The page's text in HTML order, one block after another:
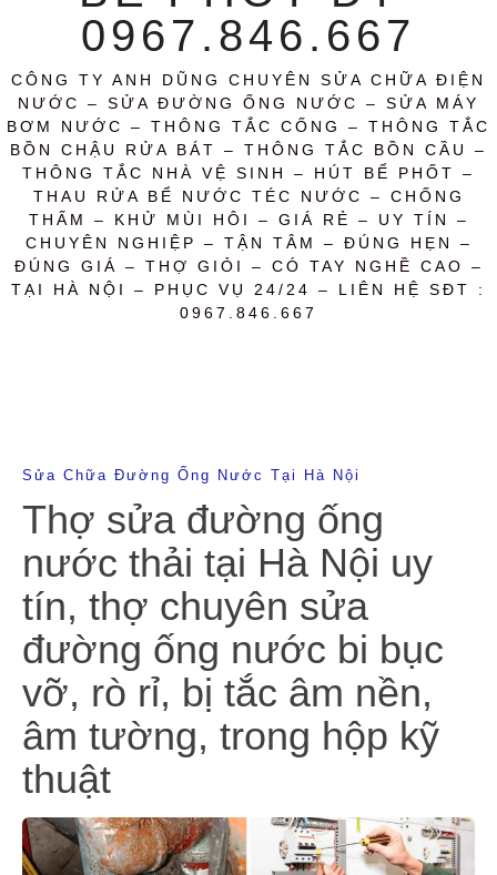
0967.846.667
CÔNG TY ANH DŨNG CHUYÊN SỬA CHỮA ĐIỆN
NƯỚC – SỬA ĐƯỜNG ỐNG NƯỚC – SỬA MÁY
BƠM NƯỚC – THÔNG TẮC CỐNG – THÔNG TẮC
BỒN CHẬU RỬA BÁT – THÔNG TẮC BỒN CẦU –
THÔNG TẮC NHÀ VỆ SINH – HÚT BỂ PHỐT –
THAU RỬA BỂ NƯỚC TÉC NƯỚC – CHỐNG
THẤM – KHỬ MÙI HÔI – GIÁ RẺ – UY TÍN –
CHUYÊN NGHIỆP – TẬN TÂM – ĐÚNG HẸN –
ĐÚNG GIÁ – THỢ GIỎI – CÓ TAY NGHỀ CAO –
TẠI HÀ NỘI – PHỤC VỤ 24/24 – LIÊN HỆ SĐT :
0967.846.667
Sửa Chữa Đường Ống Nước Tại Hà Nội
Thợ sửa đường ống
nước thải tại Hà Nội uy
tín, thợ chuyên sửa
đường ống nước bi bục
vỡ, rò rỉ, bị tắc âm nền,
âm tường, trong hộp kỹ
thuật